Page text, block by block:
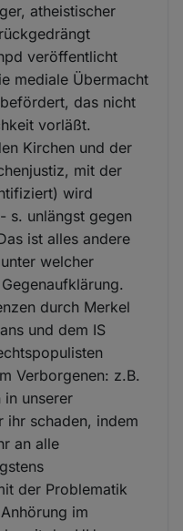
atheistischer
veröffentlicht
mediale Übermacht
das nicht
vorläßt.
Kirchen und der
mit der
wird
s. unlängst gegen
ist alles andere
welcher
durch Merkel
und dem IS
Verborgenen: z.B.
in unserer
ihr schaden, indem
an alle
der Problematik
im